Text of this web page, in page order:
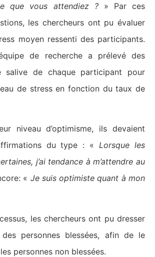
que vous attendiez ?» Par ces
les chercheurs ont pu évaluer
moyen ressenti des participants.
de recherche a prélevé des
salive de chaque participant pour
de stress en fonction du taux de
niveau d’optimisme, ils devaient
du type : «Lorsque les
j’ai tendance à m’attendre au
« Je suis optimiste quant à mon
les chercheurs ont pu dresser
personnes blessées, afin de le
personnes non blessées.